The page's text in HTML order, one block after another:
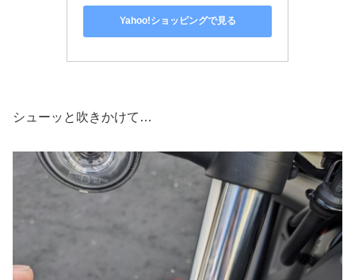
Yahoo!ショッピングで見る
シューッと吹きかけて…